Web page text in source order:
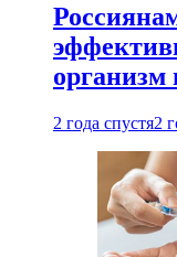
организм
2 года спустя2